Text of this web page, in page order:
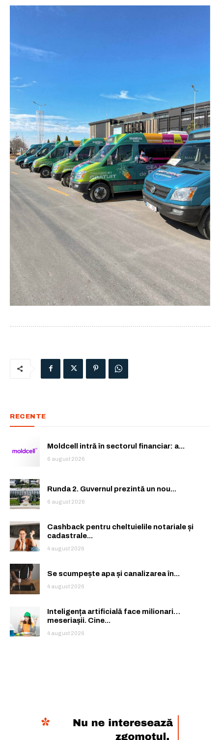
Rămâi conectat la lumea afacerilor și
Rămâi conectat la lumea afacerilor și
RECENTE
Moldcell intră în sectorul financiar: a...
6 august 2026
Runda 2. Guvernul prezintă un nou...
6 august 2026
Cashback pentru cheltuielile notariale și
cadastrale...
4 august 2026
Se scumpește apa și canalizarea în...
4 august 2026
Inteligența artificială face milionari…
meseriașii. Cine...
4 august 2026